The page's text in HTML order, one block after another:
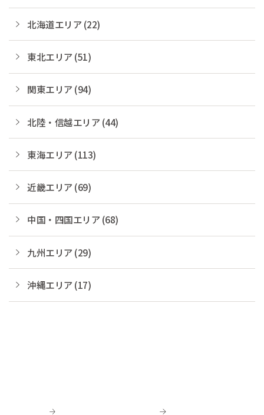
北海道エリア (22)
東北エリア (51)
関東エリア (94)
北陸・信越エリア (44)
東海エリア (113)
近畿エリア (69)
中国・四国エリア (68)
九州エリア (29)
沖縄エリア (17)